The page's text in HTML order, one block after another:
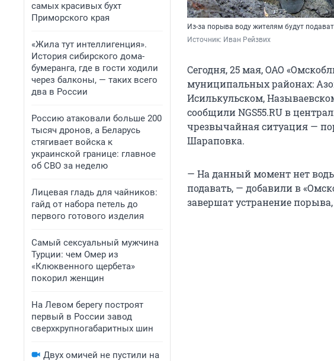
самых красивых бухт
Приморского края
«Жила тут интеллигенция».
История сибирского дома-
бумеранга, где в гости ходили
через балконы, — таких всего
два в России
Россию атаковали больше 200
тысяч дронов, а Беларусь
стягивает войска к
украинской границе: главное
об СВО за неделю
Лицевая гладь для чайников:
гайд от набора петель до
первого готового изделия
Самый сексуальный мужчина
Турции: чем Омер из
«Клюквенного щербета»
покорил женщин
На Левом берегу построят
первый в России завод
сверхкрупногабаритных шин
Двух омичей не пустили на
Из-за порыва воду жителям будут
Источник: Иван Рейзвих
Сегодня, 25 мая, ОАО
муниципальных районах:
Исилькульском,
сообщили NGS55.RU в
чрезвычайная ситуация —
Шараповка.
— На данный момент нет
подавать, — добавили в
завершат устранение